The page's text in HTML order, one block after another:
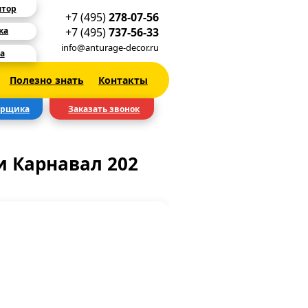
+7 (495)278-07-56
+7 (495)737-56-33
info@anturage-decor.ru
Полезно знать Контакты
Заказать звонок
202